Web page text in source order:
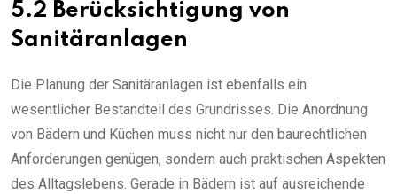
5.2 Berücksichtigung von
Sanitäranlagen
Die Planung der Sanitäranlagen ist ebenfalls ein
wesentlicher Bestandteil des Grundrisses. Die Anordnung
von Bädern und Küchen muss nicht nur den baurechtlichen
Anforderungen genügen, sondern auch praktischen Aspekten
des Alltagslebens. Gerade in Bädern ist auf ausreichende